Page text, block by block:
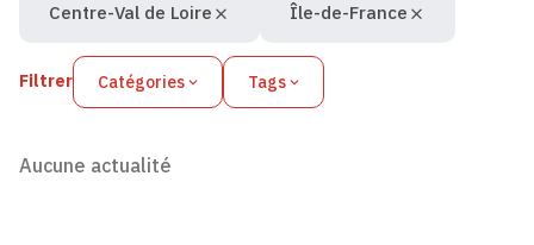
Filtrer Catégories Tags
Centre-Val de Loire Île-de-France
Aucune actualité